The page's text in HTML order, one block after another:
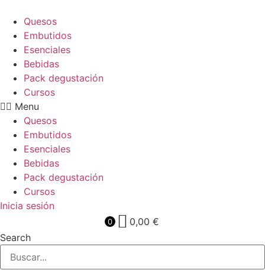
Quesos
Embutidos
Esenciales
Bebidas
Pack degustación
Cursos
Menu
Quesos
Embutidos
Esenciales
Bebidas
Pack degustación
Cursos
Inicia sesión
0 0,00 €
Search